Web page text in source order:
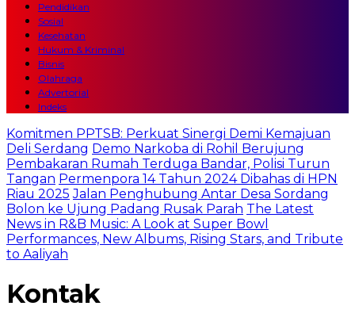
Pendidikan
Sosial
Kesehatan
Hukum & Kriminal
Bisnis
Olahraga
Advertorial
Indeks
Komitmen PPTSB: Perkuat Sinergi Demi Kemajuan
Deli Serdang Demo Narkoba di Rohil Berujung
Pembakaran Rumah Terduga Bandar, Polisi Turun
Tangan Permenpora 14 Tahun 2024 Dibahas di HPN
Riau 2025 Jalan Penghubung Antar Desa Sordang
Bolon ke Ujung Padang Rusak Parah The Latest
News in R&B Music: A Look at Super Bowl
Performances, New Albums, Rising Stars, and Tribute
to Aaliyah
Kontak